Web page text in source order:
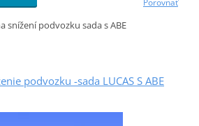
snížení podvozku sada s ABE
podvozku -sada LUCAS S ABE